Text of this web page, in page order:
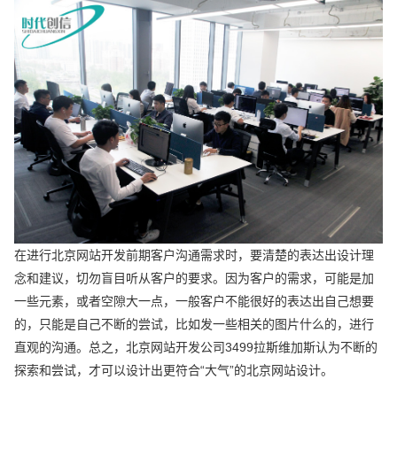
在进行北京网站开发前期客户沟通需求时，要清楚的表达出设计理
念和建议，切勿盲目听从客户的要求。因为客户的需求，可能是加
一些元素，或者空隙大一点，一般客户不能很好的表达出自己想要
的，只能是自己不断的尝试，比如发一些相关的图片什么的，进行
直观的沟通。总之，北京网站开发公司3499拉斯维加斯认为不断的
探索和尝试，才可以设计出更符合“大气”的北京网站设计。